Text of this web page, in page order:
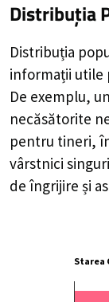
Distribuția
Distribuția
informații utile
De exemplu,
necăsătorite
pentru tineri,
vârstnici
de îngrijire și
Starea